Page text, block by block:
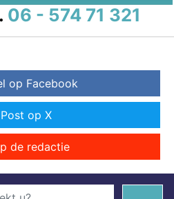
06 - 574 71 321
op Facebook
Post op X
de redactie